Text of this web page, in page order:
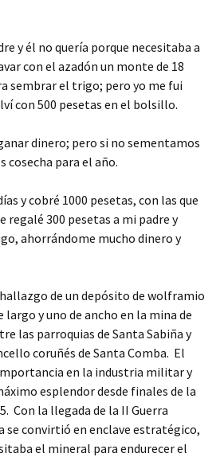
y él no quería porque necesitaba a
con el azadón un monte de 18
sembrar el trigo; pero yo me fui
con 500 pesetas en el bolsillo.
dinero; pero si no sementamos
para el año.
y cobré 1000 pesetas, con las que
300 pesetas a mi padre y
ahorrándome mucho dinero y
de un depósito de wolframio
y uno de ancho en la mina de
las parroquias de Santa Sabiña y
coruñés de Santa Comba. El
en la industria militar y
esplendor desde finales de la
Con la llegada de la II Guerra
se convirtió en enclave estratégico,
el mineral para endurecer el